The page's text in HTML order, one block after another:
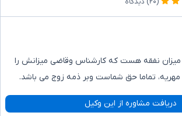
میزان نفقه هست که کارشناس وقاضی میزانش را
مهریه، تماما حق شماست وبر ذمه زوج می باشد.
دریافت مشاوره از این وکیل